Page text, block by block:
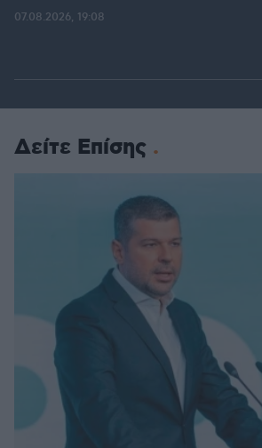
07.08.2026, 19:08
Δείτε Επίσης